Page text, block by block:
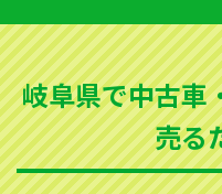
など動かない車、水害
まった車、車検が切れ
買取可能です。
ソコカラは世界１１０
を持ち、国内に自社物
岐阜県で中古車
売る